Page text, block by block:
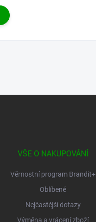
VŠE O NAKUPOVÁNÍ
Věrnostní program Brandit+
Oblíbené
Nejčastější dotazy
Výměna a vrácení zboží